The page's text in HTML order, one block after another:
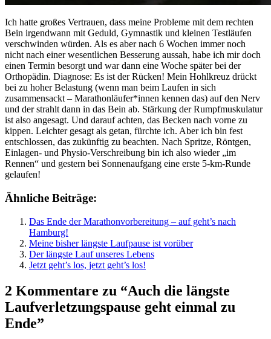
Ich hatte großes Vertrauen, dass meine Probleme mit dem rechten
Bein irgendwann mit Geduld, Gymnastik und kleinen Testläufen
verschwinden würden. Als es aber nach 6 Wochen immer noch
nicht nach einer wesentlichen Besserung aussah, habe ich mir doch
einen Termin besorgt und war dann eine Woche später bei der
Orthopädin. Diagnose: Es ist der Rücken! Mein Hohlkreuz drückt
bei zu hoher Belastung (wenn man beim Laufen in sich
zusammensackt – Marathonläufer*innen kennen das) auf den Nerv
und der strahlt dann in das Bein ab. Stärkung der Rumpfmuskulatur
ist also angesagt. Und darauf achten, das Becken nach vorne zu
kippen. Leichter gesagt als getan, fürchte ich. Aber ich bin fest
entschlossen, das zukünftig zu beachten. Nach Spritze, Röntgen,
Einlagen- und Physio-Verschreibung bin ich also wieder „im
Rennen“ und gestern bei Sonnenaufgang eine erste 5-km-Runde
gelaufen!
Ähnliche Beiträge:
Das Ende der Marathonvorbereitung – auf geht’s nach
Hamburg!
Meine bisher längste Laufpause ist vorüber
Der längste Lauf unseres Lebens
Jetzt geht’s los, jetzt geht’s los!
2 Kommentare zu “Auch die längste
Laufverletzungspause geht einmal zu
Ende”